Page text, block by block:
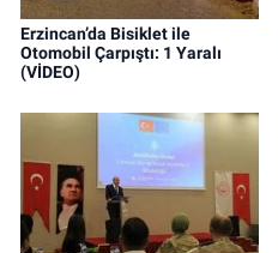
Erzincan’da Bisiklet ile
Otomobil Çarpıştı: 1 Yaralı
(VİDEO)